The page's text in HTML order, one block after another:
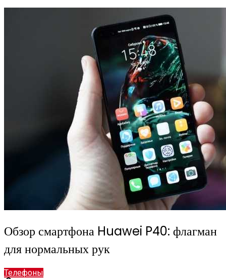
Обзор смартфона Huawei P40: флагман
для нормальных рук
Телефоны